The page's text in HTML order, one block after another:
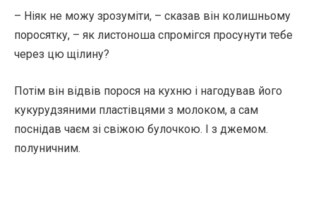
– Ніяк не можу зрозуміти, – сказав він колишньому
поросятку, – як листоноша спромігся просунути тебе
через цю щілину?
Потім він відвів порося на кухню і нагодував його
кукурудзяними пластівцями з молоком, а сам
поснідав чаєм зі свіжою булочкою. І з джемом.
полуничним.